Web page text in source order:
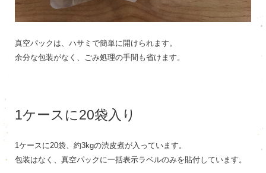
真空パックは、ハサミで簡単に開けられます。
余分な包装がなく、ごみ処理の手間も省けます。
1ケースに20袋入り
1ケースに20袋、約3kgの渋皮煮が入っています。
包装はなく、真空パックに一括表示ラベルのみを貼付しています。